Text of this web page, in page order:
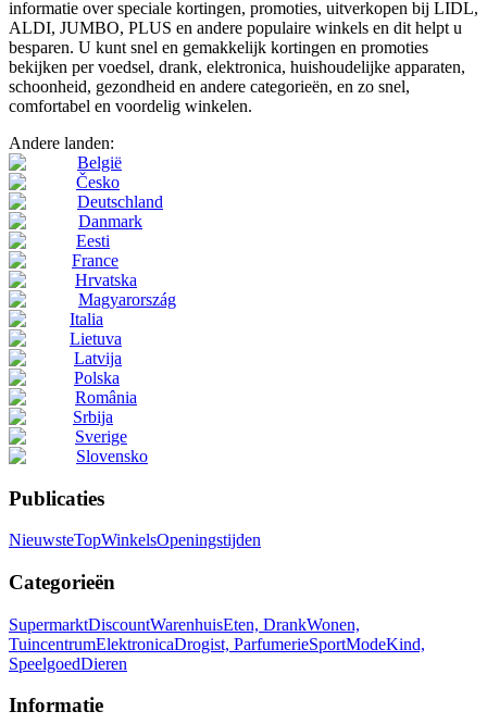
informatie over speciale kortingen, promoties, uitverkopen bij LIDL,
ALDI, JUMBO, PLUS en andere populaire winkels en dit helpt u
besparen. U kunt snel en gemakkelijk kortingen en promoties
bekijken per voedsel, drank, elektronica, huishoudelijke apparaten,
schoonheid, gezondheid en andere categorieën, en zo snel,
comfortabel en voordelig winkelen.
Andere landen:
België
Česko
Deutschland
Danmark
Eesti
France
Hrvatska
Magyarország
Italia
Lietuva
Latvija
Polska
România
Srbija
Sverige
Slovensko
Publicaties
NieuwsteTopWinkelsOpeningstijden
Categorieën
SupermarktDiscountWarenhuisEten, DrankWonen,
TuincentrumElektronicaDrogist, ParfumerieSportModeKind,
SpeelgoedDieren
Informatie